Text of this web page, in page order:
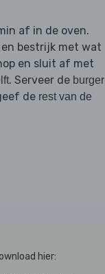
af in de oven.
en bestrijk met wat
en sluit af met
. Serveer de burger
de rest van de
hier: